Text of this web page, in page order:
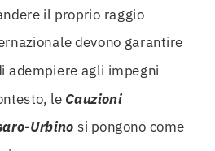
il proprio raggio
devono garantire
adempiere agli impegni
le Cauzioni
Urbino si pongono come